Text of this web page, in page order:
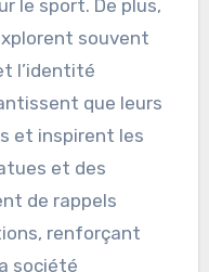
canadien
formes de
et les
leurs
le sport. De plus,
souvent
l’identité